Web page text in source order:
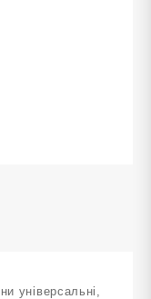
універсальні,